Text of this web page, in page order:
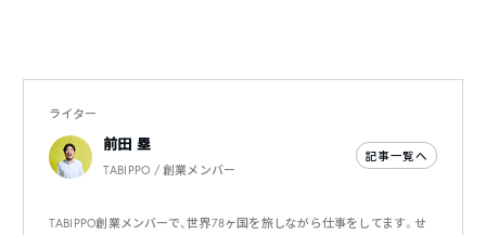
ライター
前田 塁
TABIPPO / 創業メンバー
記事一覧へ
TABIPPO創業メンバーで、世界78ヶ国を旅しながら仕事をしてます。せ